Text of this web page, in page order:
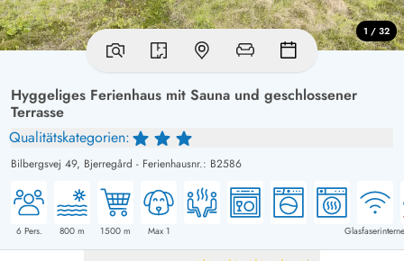
Hyggeliges Ferienhaus mit Sauna und geschlossener
Terrasse
Qualitätskategorien:
Bilbergsvej 49, Bjerregård - Ferienhausnr.: B2586
6Pers. 800 m 1500 m Max 1
1 / 32